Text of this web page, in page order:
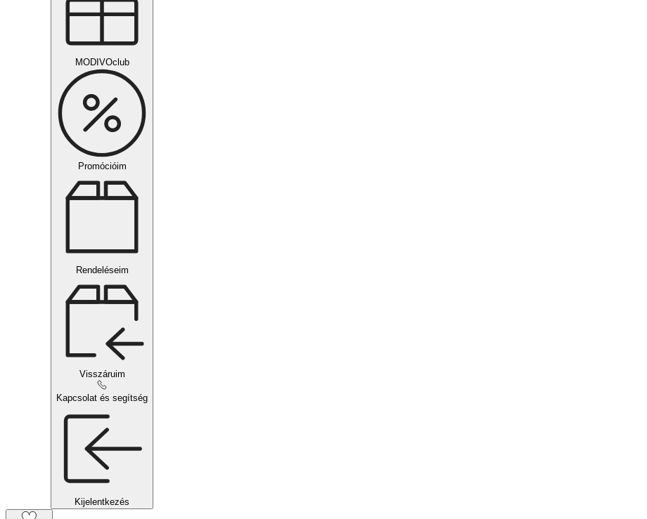
MODIVOclub
Promócióim
Rendeléseim
Visszáruim
Kapcsolat és segítség
Kijelentkezés